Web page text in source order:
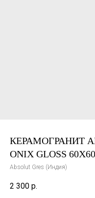
КЕРАМОГРАНИТ
ONIX GLOSS 60X60
Absolut Gres (Индия)
2 300 р.